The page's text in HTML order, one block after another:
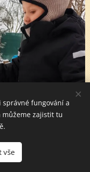
správné fungování a
můžeme zajistit tu
vše